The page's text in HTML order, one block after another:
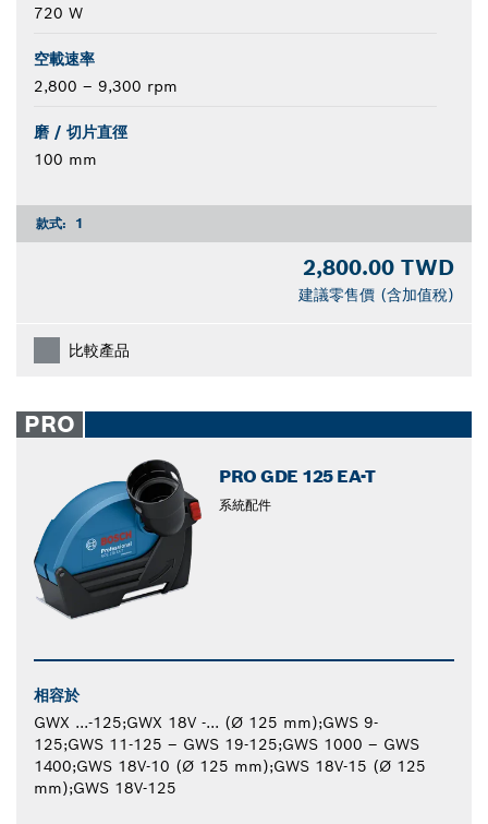
720 W
空載速率
2,800 – 9,300 rpm
磨 / 切片直徑
100 mm
款式: 1
2,800.00 TWD
建議零售價 (含加值稅)
比較產品
PRO
PRO GDE 125 EA-T
系統配件
相容於
GWX ...-125;GWX 18V -... (Ø 125 mm);GWS 9-
125;GWS 11-125 – GWS 19-125;GWS 1000 – GWS
1400;GWS 18V-10 (Ø 125 mm);GWS 18V-15 (Ø 125
mm);GWS 18V-125